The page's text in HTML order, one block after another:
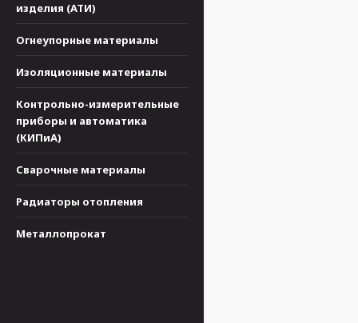
изделия (АТИ)
Огнеупорные материалы
Изоляционные материалы
Контрольно-измерительные
приборы и автоматика
(КИПиА)
Сварочные материалы
Радиаторы отопления
Металлопрокат